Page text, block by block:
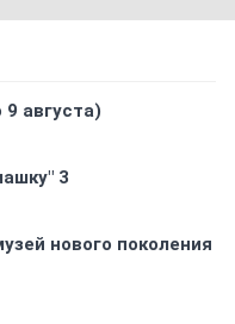
августа)
3
нового поколения